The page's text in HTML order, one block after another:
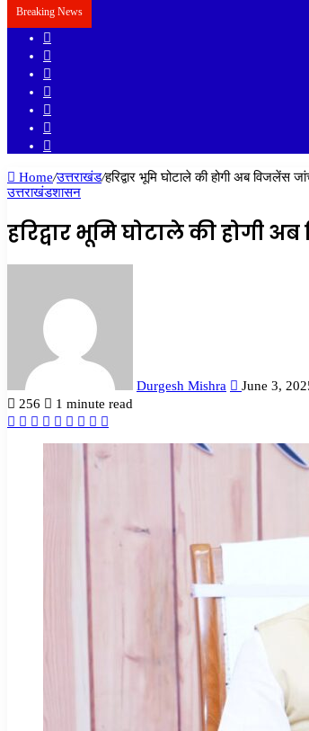
Breaking News
Home/उत्तराखंड/हरिद्वार भूमि घोटाले की होगी अब
उत्तराखंडशासन
हरिद्वार भूमि घोटाले की होगी
Durgesh Mishra
June 3,
256
1 minute read
Facebook
Twitter
LinkedIn
Tumblr
Pinterest
Reddit
VKontakte
Odnoklassniki